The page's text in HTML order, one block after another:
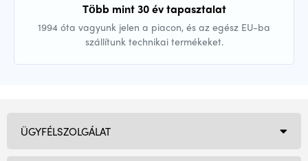
Több mint 30 év tapasztalat
1994 óta vagyunk jelen a piacon, és az egész EU-ba
szállítunk technikai termékeket.
ÜGYFÉLSZOLGÁLAT